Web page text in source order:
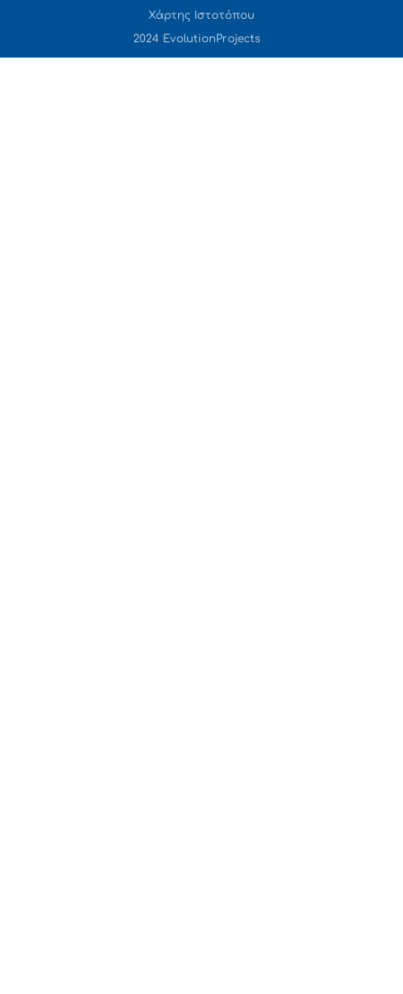
Χάρτης Ιστοτόπου
2024 EvolutionProjects